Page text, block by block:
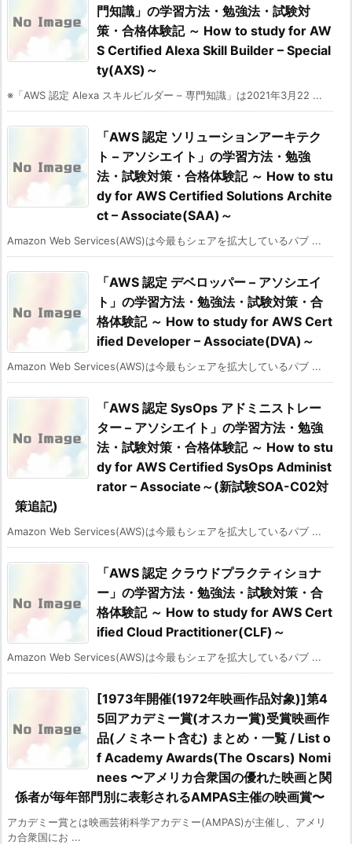
門知識」の学習方法・勉強法・試験対
策・合格体験記 ～ How to study for AW
S Certified Alexa Skill Builder – Special
ty(AXS)～
※「AWS 認定 Alexa スキルビルダー – 専門知識」は2021年3月22 ...
「AWS 認定 ソリューションアーキテク
ト – アソシエイト」の学習方法・勉強
法・試験対策・合格体験記 ～ How to stu
dy for AWS Certified Solutions Archite
ct – Associate(SAA)～
Amazon Web Services(AWS)は今最もシェアを拡大しているパブ ...
「AWS 認定 デベロッパー – アソシエイ
ト」の学習方法・勉強法・試験対策・合
格体験記 ～ How to study for AWS Cert
ified Developer – Associate(DVA)～
Amazon Web Services(AWS)は今最もシェアを拡大しているパブ ...
「AWS 認定 SysOps アドミニストレー
ター – アソシエイト」の学習方法・勉強
法・試験対策・合格体験記 ～ How to stu
dy for AWS Certified SysOps Administ
rator – Associate～(新試験SOA-C02対
策追記)
Amazon Web Services(AWS)は今最もシェアを拡大しているパブ ...
「AWS 認定 クラウドプラクティショナ
ー」の学習方法・勉強法・試験対策・合
格体験記 ～ How to study for AWS Cert
ified Cloud Practitioner(CLF)～
Amazon Web Services(AWS)は今最もシェアを拡大しているパブ ...
[1973年開催(1972年映画作品対象)]第4
5回アカデミー賞(オスカー賞)受賞映画作
品(ノミネート含む) まとめ・一覧 / List o
f Academy Awards(The Oscars) Nomi
nees 〜アメリカ合衆国の優れた映画と関
係者が毎年部門別に表彰されるAMPAS主催の映画賞〜
アカデミー賞とは映画芸術科学アカデミー(AMPAS)が主催し、アメリ
カ合衆国にお ...